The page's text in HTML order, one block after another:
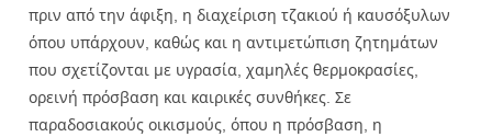
πριν από την άφιξη, η διαχείριση τζακιού ή καυσόξυλων
όπου υπάρχουν, καθώς και η αντιμετώπιση ζητημάτων
που σχετίζονται με υγρασία, χαμηλές θερμοκρασίες,
ορεινή πρόσβαση και καιρικές συνθήκες. Σε
παραδοσιακούς οικισμούς, όπου η πρόσβαση, η